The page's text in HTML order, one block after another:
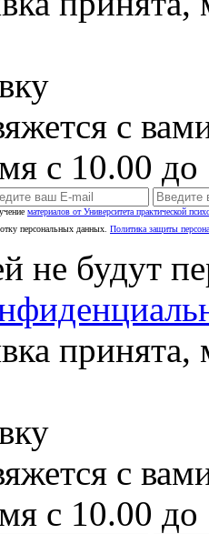
с
с 10.00
материалов от Университета практической
персональных данных. Политика защиты
не будут
с
с 10.00